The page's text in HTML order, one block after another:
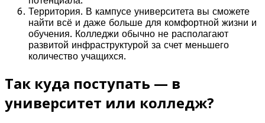
Территория. В кампусе университета вы сможете
найти всё и даже больше для комфортной жизни и
обучения. Колледжи обычно не располагают
развитой инфраструктурой за счет меньшего
количество учащихся.
Так куда поступать — в
университет или колледж?